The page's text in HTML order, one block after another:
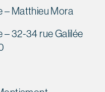
– Matthieu Mora
32-34 rue Galilée